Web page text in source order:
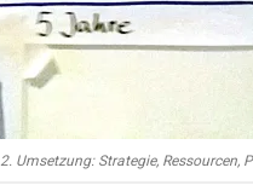
2. Umsetzung: Strategie, Ressourcen,